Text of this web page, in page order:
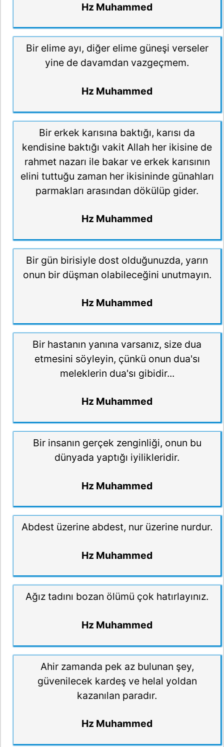
Hz Muhammed
Bir elime ayı, diğer elime güneşi verseler
yine de davamdan vazgeçmem.
Hz Muhammed
Bir erkek karısına baktığı, karısı da
kendisine baktığı vakit Allah her ikisine de
rahmet nazarı ile bakar ve erkek karısının
elini tuttuğu zaman her ikisininde günahları
parmakları arasından dökülüp gider.
Hz Muhammed
Bir gün birisiyle dost olduğunuzda, yarın
onun bir düşman olabileceğini unutmayın.
Hz Muhammed
Bir hastanın yanına varsanız, size dua
etmesini söyleyin, çünkü onun dua'sı
meleklerin dua'sı gibidir...
Hz Muhammed
Bir insanın gerçek zenginliği, onun bu
dünyada yaptığı iyilikleridir.
Hz Muhammed
Abdest üzerine abdest, nur üzerine nurdur.
Hz Muhammed
Ağız tadını bozan ölümü çok hatırlayınız.
Hz Muhammed
Ahir zamanda pek az bulunan şey,
güvenilecek kardeş ve helal yoldan
kazanılan paradır.
Hz Muhammed